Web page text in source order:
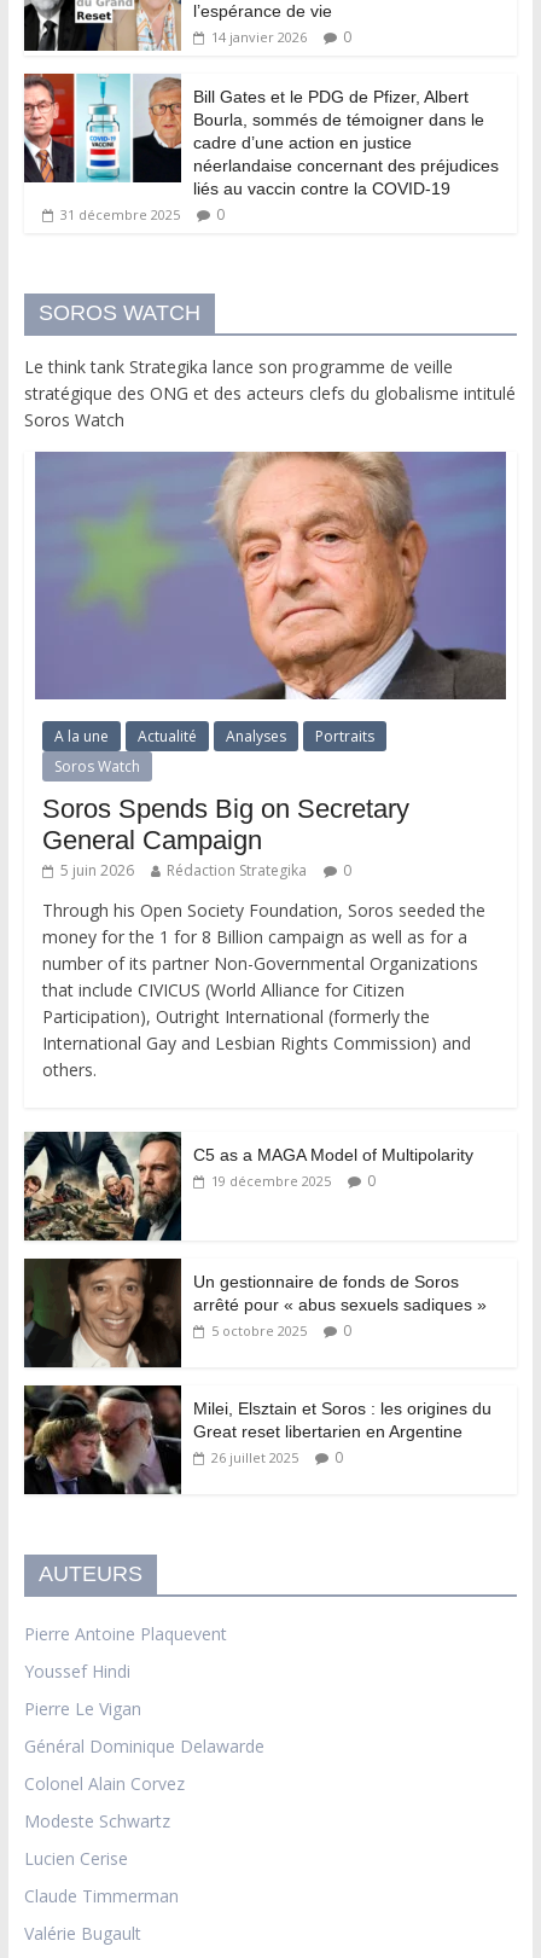
l’espérance de vie
14 janvier 2026 0
Bill Gates et le PDG de Pfizer, Albert
Bourla, sommés de témoigner dans le
cadre d’une action en justice
néerlandaise concernant des préjudices
liés au vaccin contre la COVID-19
31 décembre 2025 0
SOROS WATCH
Le think tank Strategika lance son programme de veille
stratégique des ONG et des acteurs clefs du globalisme intitulé
Soros Watch
A la une Actualité Analyses
Portraits
Soros Watch
Soros Spends Big on Secretary
General Campaign
5 juin 2026 Rédaction Strategika 0
Through his Open Society Foundation, Soros seeded the
money for the 1 for 8 Billion campaign as well as for a
number of its partner Non-Governmental Organizations
that include CIVICUS (World Alliance for Citizen
Participation), Outright International (formerly the
International Gay and Lesbian Rights Commission) and
others.
C5 as a MAGA Model of Multipolarity
19 décembre 2025 0
Un gestionnaire de fonds de Soros
arrêté pour « abus sexuels sadiques »
5 octobre 2025 0
Milei, Elsztain et Soros : les origines du
Great reset libertarien en Argentine
26 juillet 2025 0
AUTEURS
Pierre Antoine Plaquevent
Youssef Hindi
Pierre Le Vigan
Général Dominique Delawarde
Colonel Alain Corvez
Modeste Schwartz
Lucien Cerise
Claude Timmerman
Valérie Bugault